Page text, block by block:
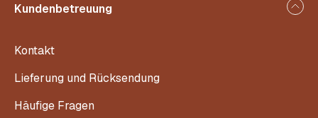
Kundenbetreuung
Kontakt
Lieferung und Rücksendung
Häufige Fragen